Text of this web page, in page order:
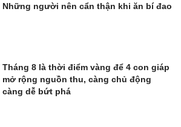
Những người nên cẩn thận khi ăn bí đao
Tháng 8 là thời điểm vàng để 4 con giáp
mở rộng nguồn thu, càng chủ động
càng dễ bứt phá